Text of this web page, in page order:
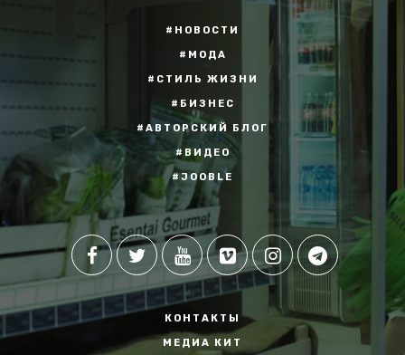
#НОВОСТИ
#МОДА
#СТИЛЬ ЖИЗНИ
#БИЗНЕС
#АВТОРСКИЙ БЛОГ
#ВИДЕО
#JOOBLE
КОНТАКТЫ
МЕДИА КИТ